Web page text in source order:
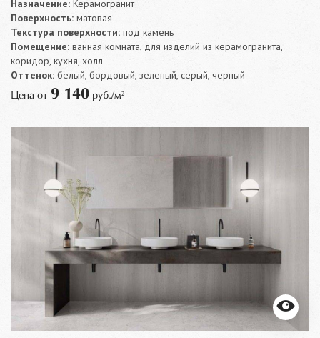
Назначение: Керамогранит
Поверхность: матовая
Текстура поверхности: под камень
Помещение: ванная комната, для изделий из керамогранита,
коридор, кухня, холл
Оттенок: белый, бордовый, зеленый, серый, черный
Цена от 9 140 руб./м²